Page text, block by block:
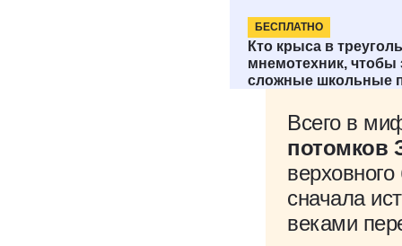
БЕСПЛАТНО
Кто крыса в
мнемотехник, чтобы
сложные школьные
Сколько
Всего в
потомков
сначала
веками